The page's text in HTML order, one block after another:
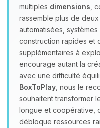
multiples dimensions ,
rassemble plus de
automatisées,
construction rapides et
supplémentaires à
encourage autant la
avec une difficulté
BoxToPlay , nous le
souhaitent transformer
longue et coopérative,
débloque ressources